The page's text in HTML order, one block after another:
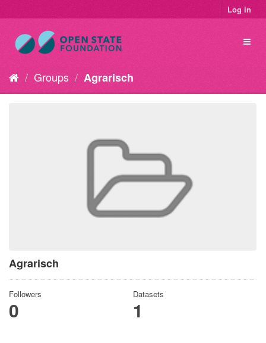
Log in
Groups Agrarisch
Agrarisch
Followers
0
Datasets
1